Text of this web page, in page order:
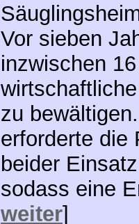
Vor sieben
inzwischen
zu
erforderte die
beider
sodass eine
weiter]